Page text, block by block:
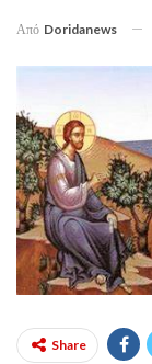
Από Doridanews
Share